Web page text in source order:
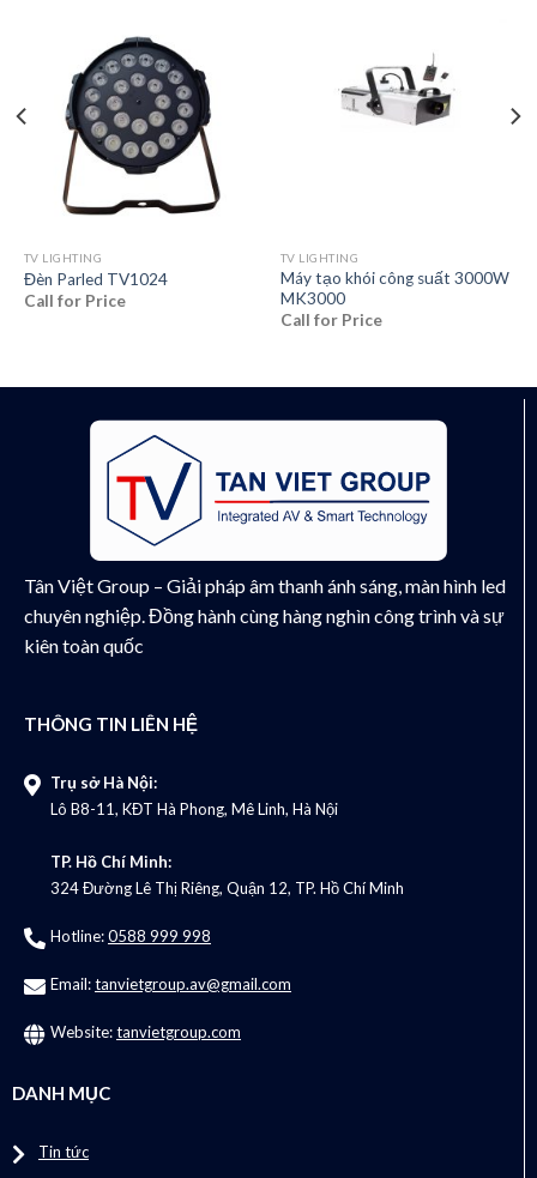
TV LIGHTING
Đèn Parled TV1024
Call for Price
TV LIGHTING
Máy tạo khói công suất 3000W
MK3000
Call for Price
Tân Việt Group – Giải pháp âm thanh ánh sáng, màn hình led
chuyên nghiệp. Đồng hành cùng hàng nghìn công trình và sự
kiên toàn quốc
THÔNG TIN LIÊN HỆ
Trụ sở Hà Nội:
Lô B8-11, KĐT Hà Phong, Mê Linh, Hà Nội
TP. Hồ Chí Minh:
324 Đường Lê Thị Riêng, Quận 12, TP. Hồ Chí Minh
Hotline:0588 999 998
Email:tanvietgroup.av@gmail.com
Website:tanvietgroup.com
DANH MỤC
Tin tức